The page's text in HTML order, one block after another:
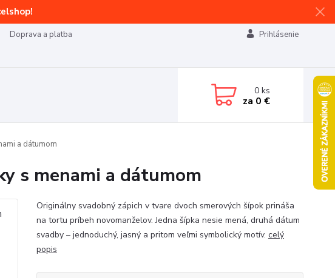
Doprava a platba
Prihlásenie
0ks
za 0 €
a dátumom
s menami a dátumom
Originálny svadobný zápich v tvare dvoch smerových šípok prináša
na tortu príbeh novomanželov. Jedna šípka nesie mená, druhá dátum
svadby – jednoduchý, jasný a pritom veľmi symbolický motív. celý
popis